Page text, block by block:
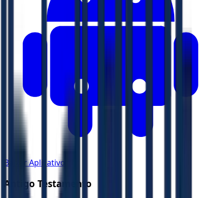
Baixar Aplicativo
Antigo Testamento